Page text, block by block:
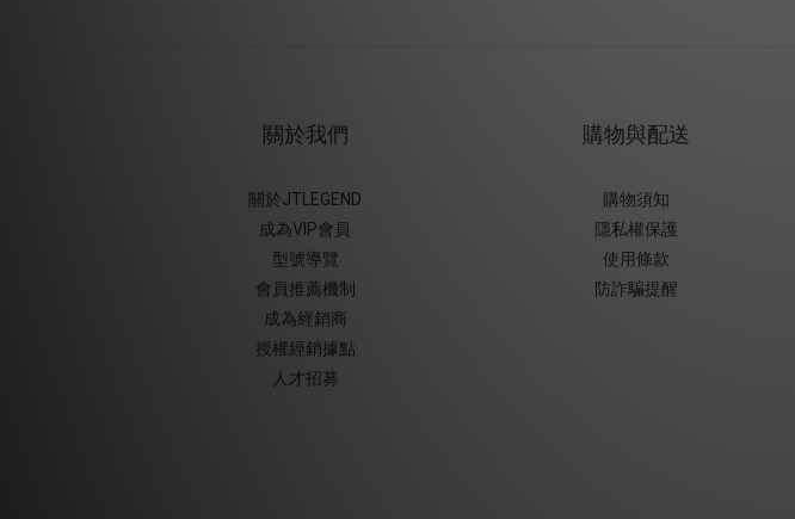
關於我們
關於JTLEGEND
成為VIP會員
型號導覽
會員推薦機制
成為經銷商
授權經銷據點
人才招募
購物與配送
購物須知
隱私權保護
使用條款
防詐騙提醒